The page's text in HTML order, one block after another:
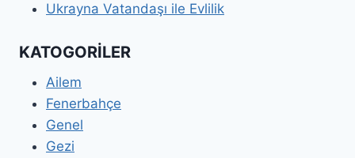
Ukrayna Vatandaşı ile Evlilik
KATOGORİLER
Ailem
Fenerbahçe
Genel
Gezi